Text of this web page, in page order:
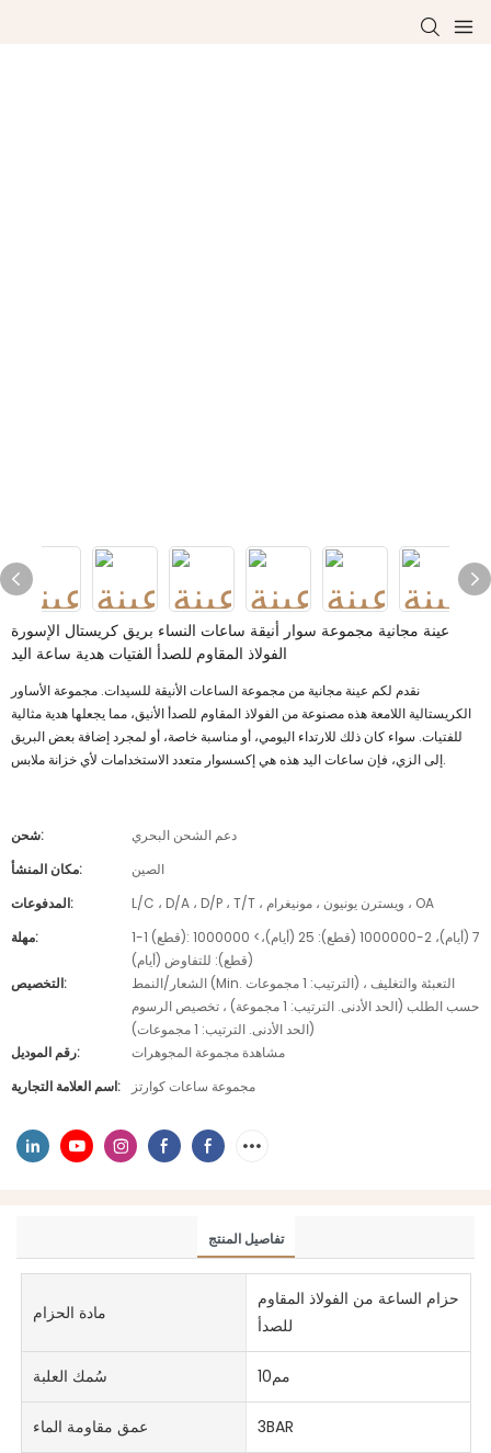
عينة مجانية مجموعة سوار أنيقة ساعات النساء بريق كريستال الإسورة
الفولاذ المقاوم للصدأ الفتيات هدية ساعة اليد
نقدم لكم عينة مجانية من مجموعة الساعات الأنيقة للسيدات. مجموعة الأساور
الكريستالية اللامعة هذه مصنوعة من الفولاذ المقاوم للصدأ الأنيق، مما يجعلها هدية مثالية
للفتيات. سواء كان ذلك للارتداء اليومي، أو مناسبة خاصة، أو لمجرد إضافة بعض البريق
إلى الزي، فإن ساعات اليد هذه هي إكسسوار متعدد الاستخدامات لأي خزانة ملابس.
شحن:
دعم الشحن البحري
مكان المنشأ:
الصين
المدفوعات:
L/C ، D/A ، D/P ، T/T ، ويسترن يونيون ، مونيغرام ، OA
مهلة:
1-1 (قطع): 7 (أيام)، 2-1000000 (قطع): 25 (أيام)،> 1000000
(قطع): للتفاوض (أيام)
التخصيص:
الشعار/النمط (Min. الترتيب: 1 مجموعات) ، التعبئة والتغليف
حسب الطلب (الحد الأدنى. الترتيب: 1 مجموعة) ، تخصيص الرسوم
(الحد الأدنى. الترتيب: 1 مجموعات)
رقم الموديل:
مشاهدة مجموعة المجوهرات
اسم العلامة التجارية:
مجموعة ساعات كوارتز
تفاصيل المنتج
مادة الحزام
حزام الساعة من الفولاذ المقاوم
للصدأ
سُمك العلبة مم10
عمق مقاومة الماء 3BAR